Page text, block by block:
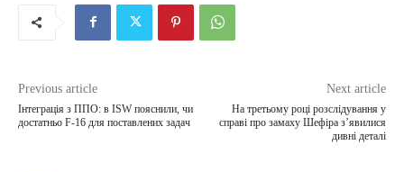
Previous article
Інтеграція з ППО: в ISW пояснили, чи
достатньо F-16 для поставлених задач
Next article
На третьому році розслідування у
справі про замаху Шефіра з’явилися
дивні деталі